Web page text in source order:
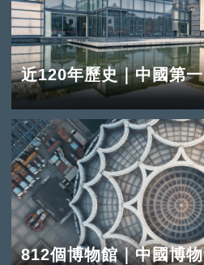
近120年歷史｜中國第
812個博物館｜中國博